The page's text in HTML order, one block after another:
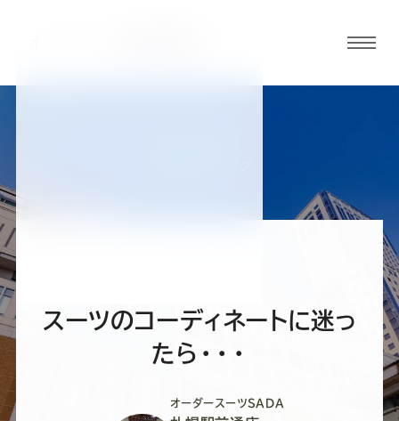
ダ
ー
ー
ダ
ー
ー
スーツのコーディネートに迷っ
たら・・・
オーダースーツSADA